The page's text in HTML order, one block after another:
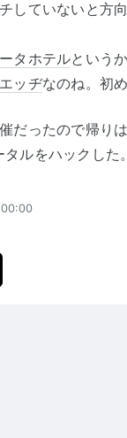
していないと方
タホテルという
ッヂなのね。初
だったので帰り
ルをハックした。
00:00